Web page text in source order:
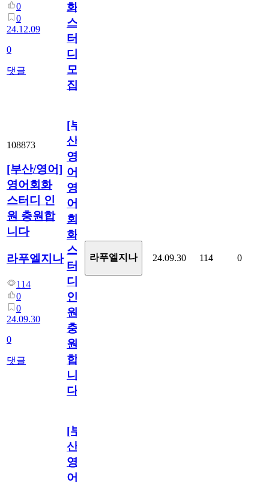
0
0
24.12.09
0
댓글
화
스
터
디
모
집!
108873
[부산/영어]
영어회화
스터디 인
원 충원합
니다
라푸엘지나
114
0
0
24.09.30
0
댓글
[부
산/
영
어]
영
어
회
화
스
터
디
인
원
충
원
합
니
다
라푸엘지나 24.09.30 114 0
[부
산/
영
어]